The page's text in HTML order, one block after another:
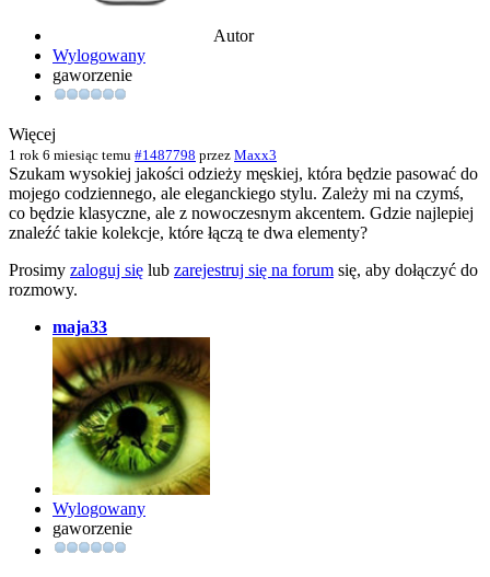
Autor
Wylogowany
gaworzenie
Więcej
1 rok 6 miesiąc temu #1487798 przez Maxx3
Szukam wysokiej jakości odzieży męskiej, która będzie pasować do
mojego codziennego, ale eleganckiego stylu. Zależy mi na czymś,
co będzie klasyczne, ale z nowoczesnym akcentem. Gdzie najlepiej
znaleźć takie kolekcje, które łączą te dwa elementy?
Prosimy zaloguj się lub zarejestruj się na forum się, aby dołączyć do
rozmowy.
maja33
Wylogowany
gaworzenie